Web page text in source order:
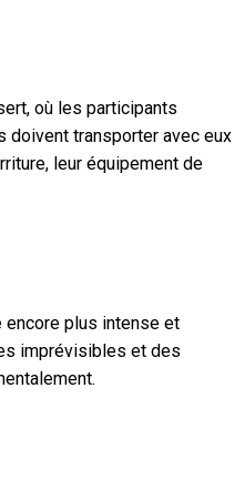
où les participants
doivent transporter avec eux
leur équipement de
encore plus intense et
imprévisibles et des